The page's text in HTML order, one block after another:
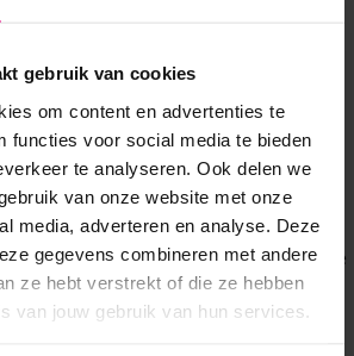
gebruik van cookies
om content en advertenties te
functies voor social media te bieden
te analyseren. Ook delen we
van onze website met onze
media, adverteren en analyse. Deze
gegevens combineren met andere
ze hebt verstrekt of die ze hebben
van jouw gebruik van hun services.
side exception has occurred while
(see the browser console for more
information).